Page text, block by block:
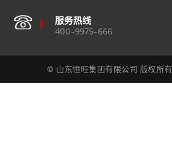
服务热线
400-9975-666
© 山东恒旺集团有限公司 版权所有